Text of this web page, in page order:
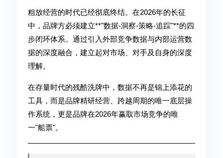
粗放经营的时代已经彻底终结。在2026年的长征
中，品牌方必须建立**"数据-洞察-策略-追踪"**的四
步闭环体系。通过引入外部竞争数据与内部运营数
据的深度融合，建立起对市场、对手及自身的深度
理解。
在存量时代的残酷洗牌中，数据不再是锦上添花的
工具，而是品牌精研经营、跨越周期的唯一底层操
作系统，更是品牌在2026年赢取市场竞争的唯
一"船票"。